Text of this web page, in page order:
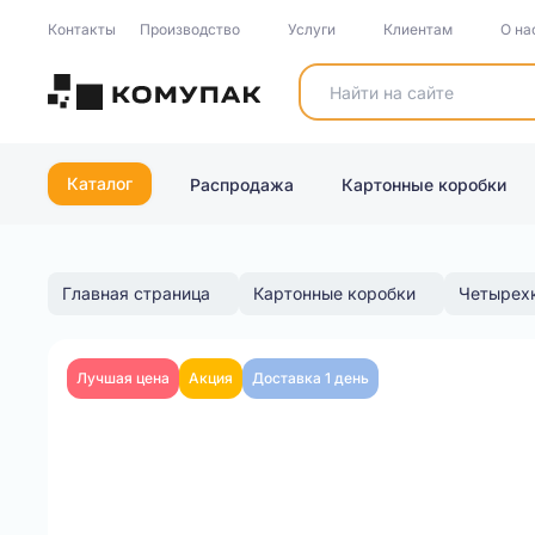
Контакты Производство Услуги Клиентам О
Каталог Распродажа Картонные коробки
Главная страница Картонные коробки
Лучшая цена Акция Доставка 1 день